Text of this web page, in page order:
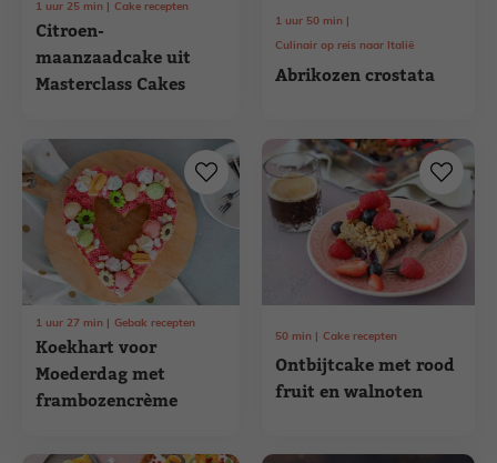
Citroen-
maanzaadcake uit
Masterclass Cakes
1 uur 25 min Cake recepten
Abrikozen crostata
1 uur 50 min
Culinair op reis naar Italië
Koekhart voor
Moederdag met
frambozencrème
1 uur 27 min Gebak recepten
Ontbijtcake met rood
fruit en walnoten
50 min Cake recepten